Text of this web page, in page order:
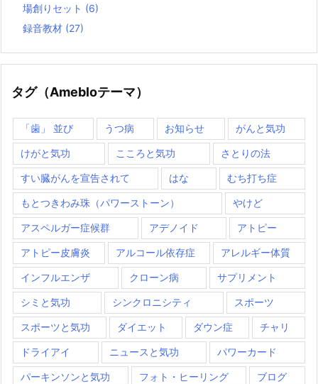
場創りセット (6)
録音教材 (27)
タグ（Amebloテーマ）
「歯」 並び うつ病 お知らせ がんと気功
けがと気功 こころと気功 さとりの法
すい臓がんを宣告されて はな むち打ち症
もとつきわみ珠（パワーストーン） やけど
アスペルガー症候群 アデノイド アトピー
アトピー皮膚炎 アルコール依存症 アレルギー体質
インフルエンザ クローン病 サプリメント
シミと気功 シンクロニシティ スポーツ
スポーツと気功 ダイエット ダウン症 チャリ
ドライアイ ニュースと気功 パワーカード
パーキンソンと気功 フォト・ヒーリング ブログ